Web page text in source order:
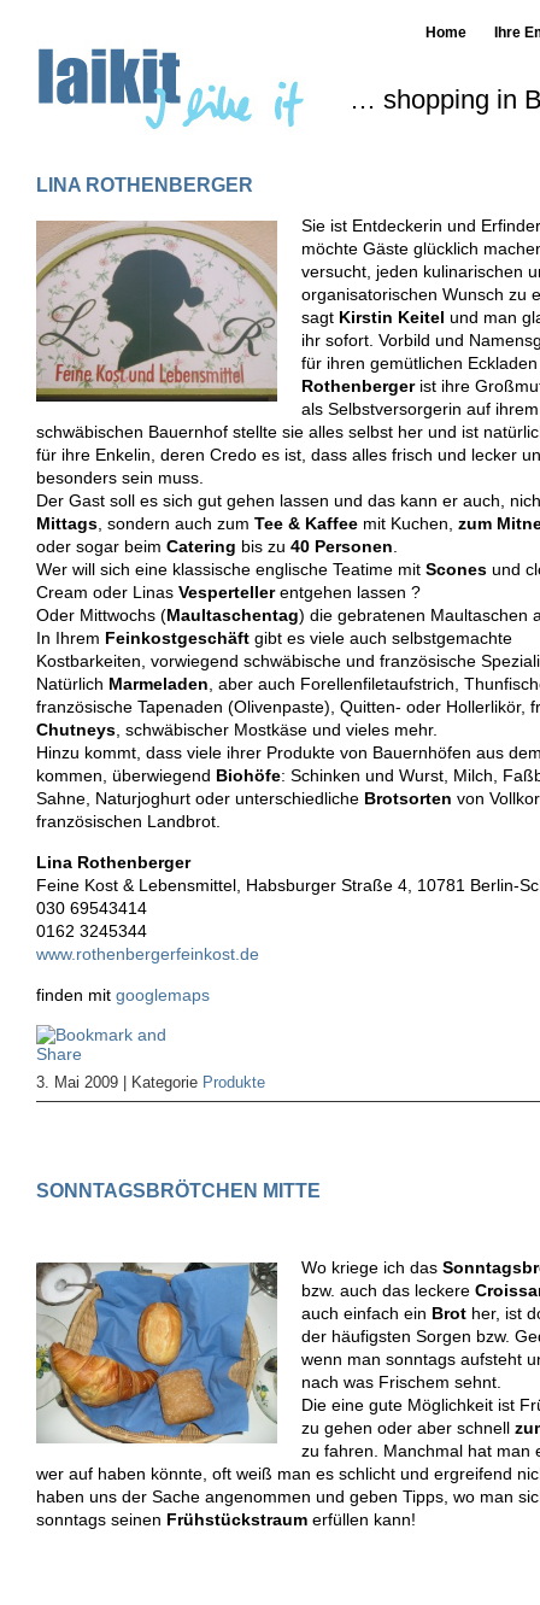
… shopping in
Home Ihre
LINA ROTHENBERGER
Sie ist Entdeckerin und
möchte Gäste glücklich
versucht, jeden kulinarischen
organisatorischen Wunsch zu
sagt Kirstin Keitel und man
ihr sofort. Vorbild und
für ihren gemütlichen
Rothenberger ist ihre
als Selbstversorgerin auf
schwäbischen Bauernhof stellte sie alles selbst her und ist
für ihre Enkelin, deren Credo es ist, dass alles frisch und lecker
besonders sein muss.
Der Gast soll es sich gut gehen lassen und das kann er auch,
Mittags , sondern auch zum Tee & Kaffee mit Kuchen, zum
oder sogar beim Catering bis zu 40 Personen
Wer will sich eine klassische englische Teatime mit Scones und
Cream oder Linas Vespertellerentgehen lassen ?
Oder Mittwochs (Maultaschentag) die gebratenen Maultaschen
In Ihrem Feinkostgeschäft gibt es viele auch selbstgemachte
Kostbarkeiten, vorwiegend schwäbische und französische
Natürlich Marmeladen , aber auch Forellenfiletaufstrich,
französische Tapenaden (Olivenpaste), Quitten- oder Hollerlikör,
Chutneys , schwäbischer Mostkäse und vieles mehr.
Hinzu kommt, dass viele ihrer Produkte von Bauernhöfen aus
kommen, überwiegend Biohöfe: Schinken und Wurst, Milch,
Sahne, Naturjoghurt oder unterschiedliche Brotsorten von
französischen Landbrot.
Lina Rothenberger
Feine Kost & Lebensmittel, Habsburger Straße 4, 10781 Berlin-
030 69543414
0162 3245344
www.rothenbergerfeinkost.de
finden mit googlemaps
3. Mai 2009 | Kategorie Produkte
SONNTAGSBRÖTCHEN MITTE
Wo kriege ich das
bzw. auch das leckere
auch einfach ein Brot her, ist
der häufigsten Sorgen bzw.
wenn man sonntags aufsteht
nach was Frischem sehnt.
Die eine gute Möglichkeit ist
zu gehen oder aber schnell
zu fahren. Manchmal hat man
wer auf haben könnte, oft weiß man es schlicht und ergreifend
haben uns der Sache angenommen und geben Tipps, wo man
sonntags seinen Frühstückstraum erfüllen kann!